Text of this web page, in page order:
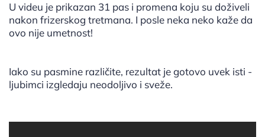
U videu je prikazan 31 pas i promena koju su doživeli
nakon frizerskog tretmana. I posle neka neko kaže da
ovo nije umetnost!
Iako su pasmine različite, rezultat je gotovo uvek isti -
ljubimci izgledaju neodoljivo i sveže.